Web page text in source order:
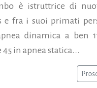
è istruttrice di
e fra i suoi primati
dinamica a ben
45 in apnea statica...